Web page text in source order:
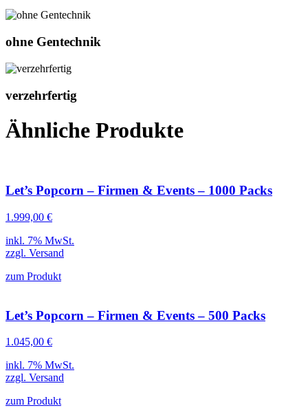
ohne Gentechnik
verzehrfertig
Ähnliche Produkte
Let’s Popcorn – Firmen & Events – 1000 Packs
1.999,00 €
inkl. 7% MwSt.
zzgl. Versand
zum Produkt
Let’s Popcorn – Firmen & Events – 500 Packs
1.045,00 €
inkl. 7% MwSt.
zzgl. Versand
zum Produkt